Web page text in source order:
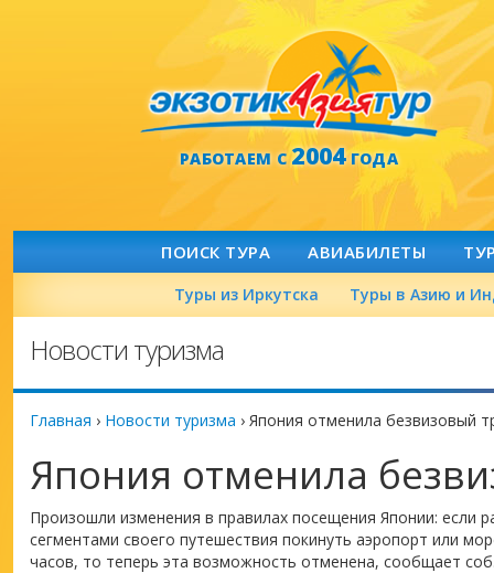
РАБОТАЕМ С2004ГОДА
ПОИСК ТУРА АВИАБИЛЕТЫ
Туры из Иркутска Туры в Азию и
Новости туризма
Главная › Новости туризма › Япония отменила безвизовый
Япония отменила
Произошли изменения в правилах посещения Японии: если
сегментами своего путешествия покинуть аэропорт или
часов, то теперь эта возможность отменена, сообщает